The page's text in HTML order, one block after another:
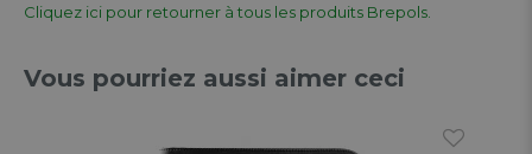
Cliquez ici pour retourner à tous les produits Brepols.
Vous pourriez aussi aimer ceci